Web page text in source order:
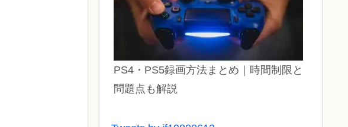
PS4・PS5録画方法まとめ｜時間制限と
問題点も解説